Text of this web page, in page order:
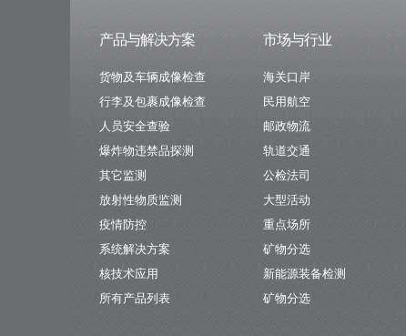
产品与解决方案
货物及车辆成像检查
行李及包裹成像检查
人员安全查验
爆炸物违禁品探测
其它监测
放射性物质监测
疫情防控
系统解决方案
核技术应用
所有产品列表
市场与行业
海关口岸
民用航空
邮政物流
轨道交通
公检法司
大型活动
重点场所
矿物分选
新能源装备检测
矿物分选